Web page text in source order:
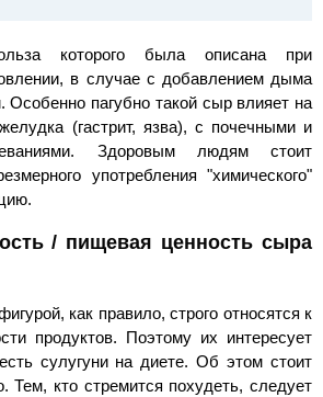
которого была описана при
в случае с добавлением дыма
Особенно пагубно такой сыр влияет на
(гастрит, язва), с почечными и
Здоровым людям стоит
употребления "химического"
/ пищевая ценность сыра
как правило, строго относятся к
продуктов. Поэтому их интересует
сулугуни на диете. Об этом стоит
Тем, кто стремится похудеть, следует